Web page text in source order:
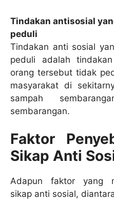
Tindakan antisosial
peduli
Tindakan anti sosial
peduli adalah
orang tersebut tidak
masyarakat di
sampah
sembarangan.
Faktor
Sikap Anti
Adapun faktor yang
sikap anti sosial,